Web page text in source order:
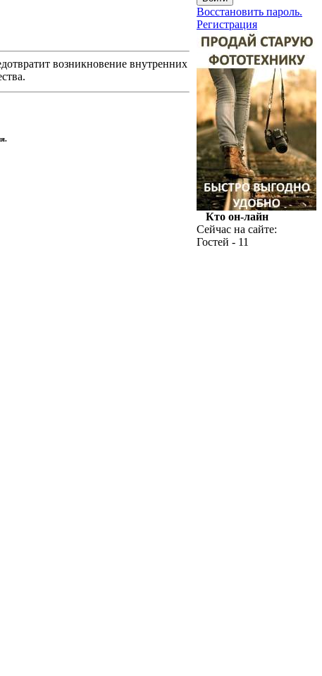
возникновение внутренних
Восстановить пароль.
Регистрация
Кто он-лайн
Сейчас на сайте:
Гостей - 11